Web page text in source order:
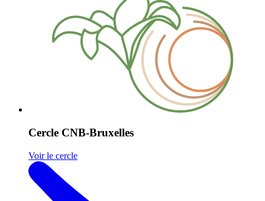
Cercle CNB-Bruxelles
Voir le cercle